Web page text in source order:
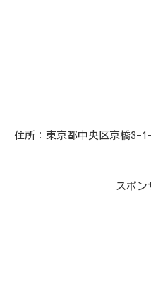
住所：東京都中央区京橋3-
スポン